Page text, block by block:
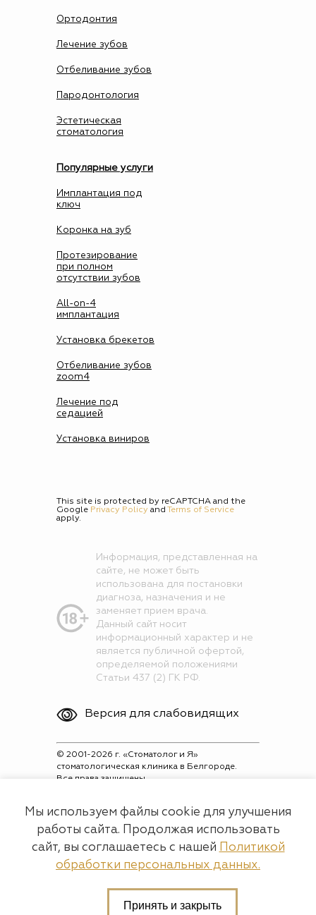
Популярные услуги
Имплантация под
ключ
Коронка на зуб
Протезирование
при полном
отсутствии зубов
All-on-4
имплантация
Установка брекетов
Отбеливание зубов
zoom4
Лечение под
седацией
Установка виниров
Ортодонтия
Лечение зубов
Отбеливание зубов
Пародонтология
Эстетическая
стоматология
This site is protected by reCAPTCHA and the
Google Privacy Policy and Terms of Service
apply.
Информация, представленная на
сайте, не может быть
использована для постановки
диагноза, назначения и не
заменяет прием врача.
Данный сайт носит
информационный характер и не
является публичной офертой,
определяемой положениями
Статьи 437 (2) ГК РФ.
Версия для слабовидящих
© 2001-2026 г. «Стоматолог и Я»
стоматологическая клиника в Белгороде.
Все права защищены.
Лицензия на осуществление
медицинской деятельности № Л041-
01154-31/00312681 ООО "Стоматолог и Я"
ОГРН: 1053100526940
Мы используем файлы cookie для улучшения
работы сайта. Продолжая использовать
сайт, вы соглашаетесь с нашей
Политикой
обработки персональных данных.
Принять и закрыть